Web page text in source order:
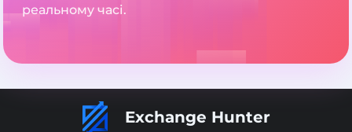
реальному часі.
Exchange Hunter